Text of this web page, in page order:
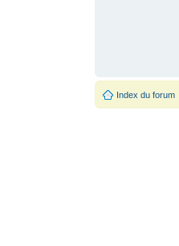
Index du forum